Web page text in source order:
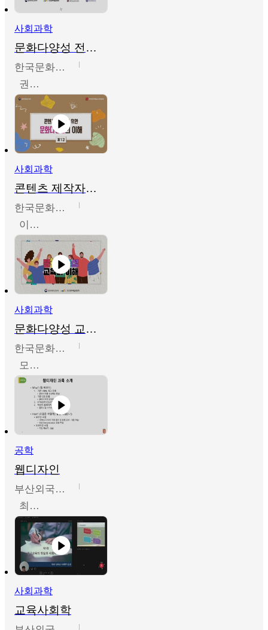
사회과학
문화다양성 전문인력 양성 기본과정 - 문화다양성의 이해
한국문화예술교육진흥원
권숙인 외 8명
사회과학
콘텐츠 제작자를 위한 문화다양성의 이해
한국문화예술교육진흥원
이성민
사회과학
문화다양성 교육의 이해
한국문화예술교육진흥원
모경환,성상환,정문성
공학
웹디자인
부산외국어대학교
최진오
사회과학
교육사회학